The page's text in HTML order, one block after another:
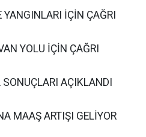
YANGINLARI İÇİN ÇAĞRI
YOLU İÇİN ÇAĞRI
AÇIKLANDI
MAAŞ ARTIŞI GELİYOR